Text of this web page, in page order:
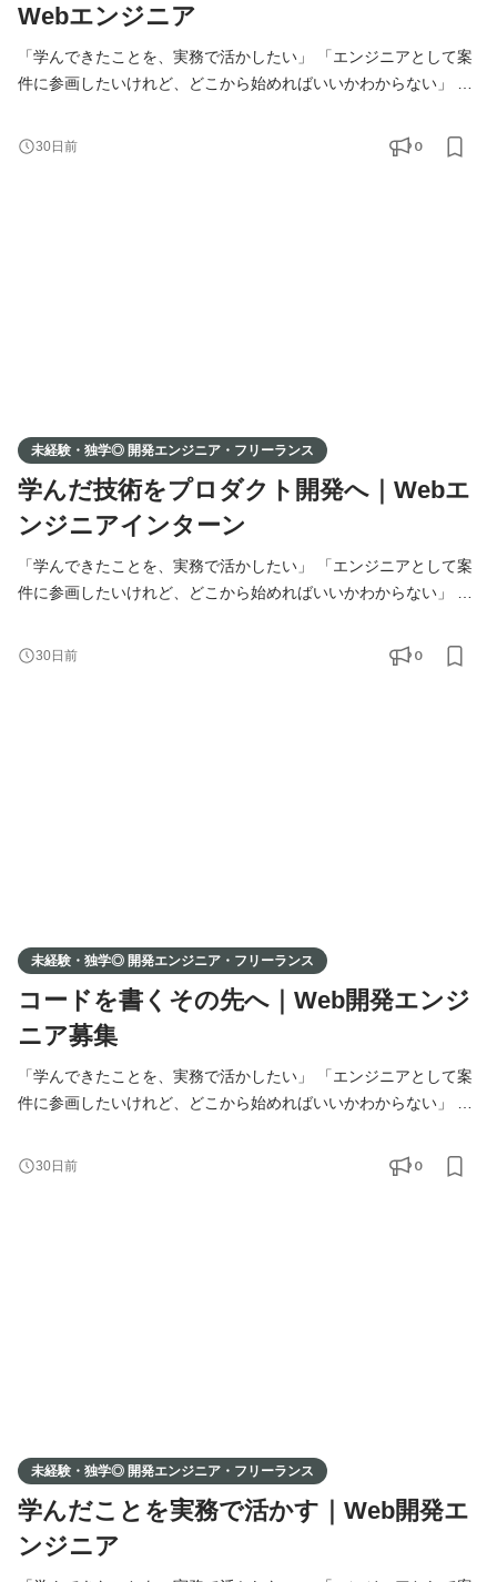
Webエンジニア
「学んできたことを、実務で活かしたい」 「エンジニアとして案
件に参画したいけれど、どこから始めればいいかわからない」 そ
案件に、エンジニアの方をマッチング・ご紹介しています。 独
学・スクール・職業訓練校で学ばれた方も、実務経験をお持ちの
30日前 0
未経験・独学◎ 開発エンジニア・フリーランス
学んだ技術をプロダクト開発へ｜Webエ
ンジニアインターン
「学んできたことを、実務で活かしたい」 「エンジニアとして案
件に参画したいけれど、どこから始めればいいかわからない」 そ
案件に、エンジニアの方をマッチング・ご紹介しています。 独
学・スクール・職業訓練校で学ばれた方も、実務経験をお持ちの
30日前 0
未経験・独学◎ 開発エンジニア・フリーランス
コードを書くその先へ｜Web開発エンジ
ニア募集
「学んできたことを、実務で活かしたい」 「エンジニアとして案
件に参画したいけれど、どこから始めればいいかわからない」 そ
案件に、エンジニアの方をマッチング・ご紹介しています。 独
学・スクール・職業訓練校で学ばれた方も、実務経験をお持ちの
30日前 0
未経験・独学◎ 開発エンジニア・フリーランス
学んだことを実務で活かす｜Web開発エ
ンジニア